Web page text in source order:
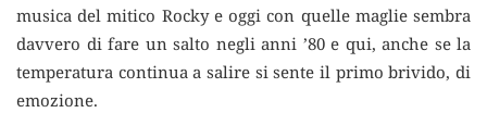
musica del mitico Rocky e oggi con quelle maglie sembra
davvero di fare un salto negli anni ’80 e qui, anche se la
temperatura continua a salire si sente il primo brivido, di
emozione.